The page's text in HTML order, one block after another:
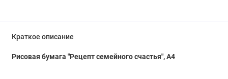
Краткое описание
Рисовая бумага "Рецепт семейного счастья", А4